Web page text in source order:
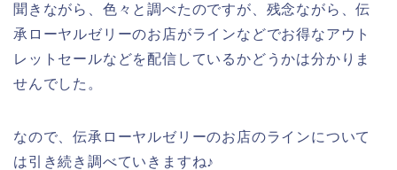
聞きながら、色々と調べたのですが、残念ながら、伝
承ローヤルゼリーのお店がラインなどでお得なアウト
レットセールなどを配信しているかどうかは分かりま
せんでした。
なので、伝承ローヤルゼリーのお店のラインについて
は引き続き調べていきますね♪